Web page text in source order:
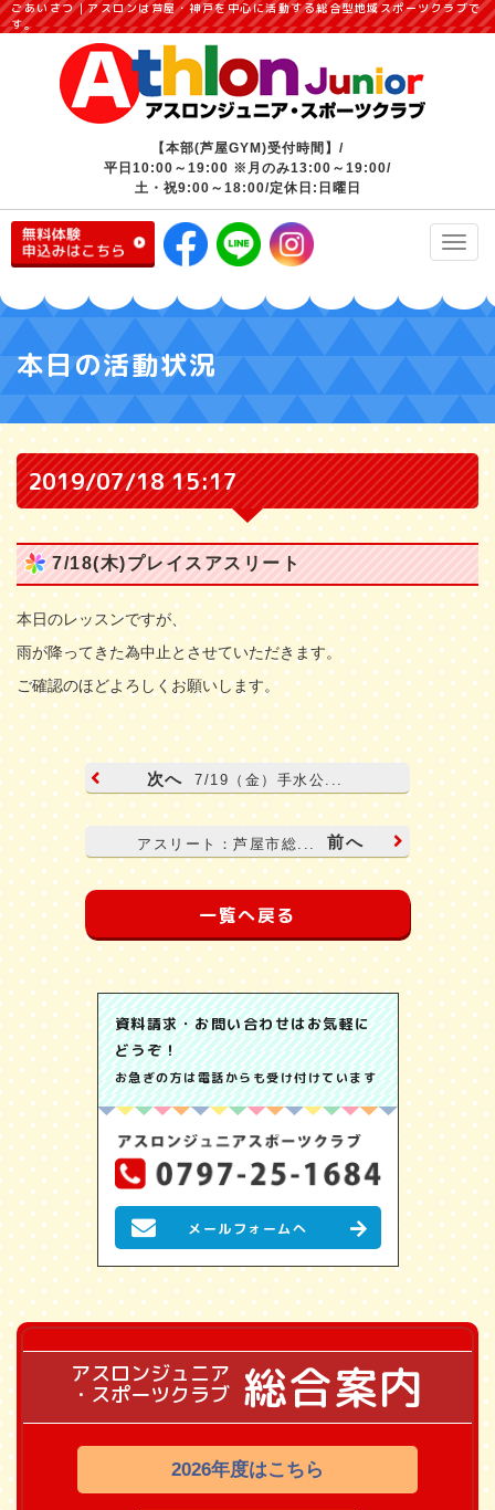
ごあいさつ｜アスロンは芦屋・神戸を中心に活動する総合型地域スポーツクラブで
す。
【本部(芦屋GYM)受付時間】/
平日10:00～19:00 ※月のみ13:00～19:00/
土・祝9:00～18:00/定休日:日曜日
本日の活動状況
2019/07/18 15:17
7/18(木)プレイスアスリート
本日のレッスンですが、
雨が降ってきた為中止とさせていただきます。
ご確認のほどよろしくお願いします。
次へ 7/19（金）手水公...
アスリート：芦屋市総... 前へ
一覧へ戻る
資料請求・お問い合わせはお気軽に
どうぞ！
お急ぎの方は電話からも受け付けています
メールフォームへ
アスロンジュニア
・スポーツクラブ 総合案内
2026年度はこちら